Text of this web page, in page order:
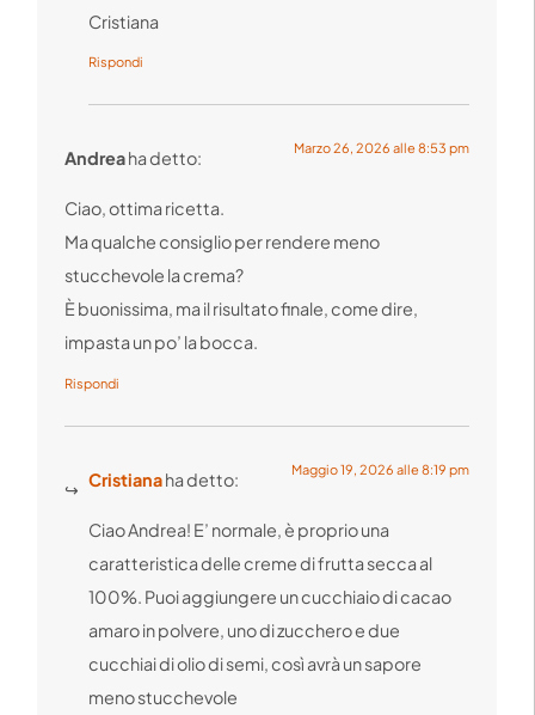
Cristiana
Rispondi
Andreaha detto: Marzo 26, 2026 alle 8:53 pm
Ciao, ottima ricetta.
Ma qualche consiglio per rendere meno
stucchevole la crema?
È buonissima, ma il risultato finale, come dire,
impasta un po’ la bocca.
Rispondi
Cristianaha detto: Maggio 19, 2026 alle 8:19 pm
Ciao Andrea! E’ normale, è proprio una
caratteristica delle creme di frutta secca al
100%. Puoi aggiungere un cucchiaio di cacao
amaro in polvere, uno di zucchero e due
cucchiai di olio di semi, così avrà un sapore
meno stucchevole